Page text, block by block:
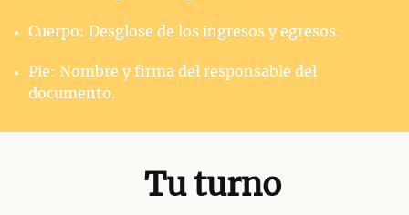
Cuerpo: Desglose de los ingresos y egresos.
Pie: Nombre y firma del responsable del
documento.
Tu turno